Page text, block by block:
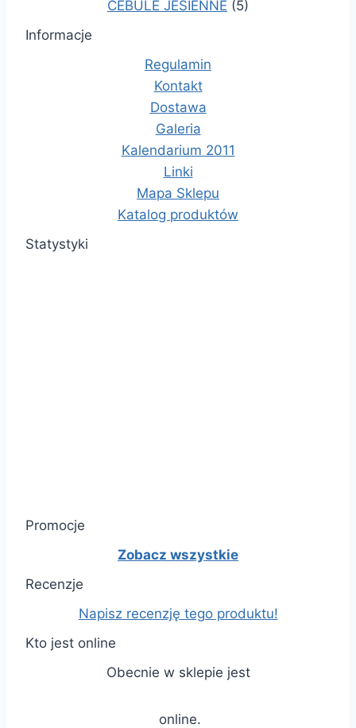
CEBULE JESIENNE (5)
Informacje
Regulamin
Kontakt
Dostawa
Galeria
Kalendarium 2011
Linki
Mapa Sklepu
Katalog produktów
Statystyki
Promocje
Zobacz wszystkie
Recenzje
Napisz recenzję tego produktu!
Kto jest online
Obecnie w sklepie jest
online.